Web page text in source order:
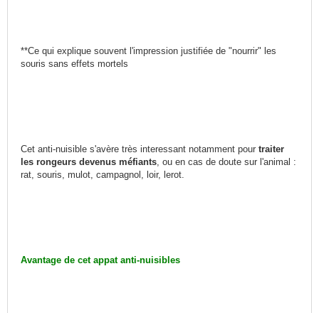
**Ce qui explique souvent l'impression justifiée de "nourrir" les
souris sans effets mortels
Cet anti-nuisible s'avère très interessant notamment pourtraiter
les rongeurs devenus méfiants, ou en cas de doute sur l'animal :
rat, souris, mulot, campagnol, loir, lerot.
Avantage de cet appat anti-nuisibles